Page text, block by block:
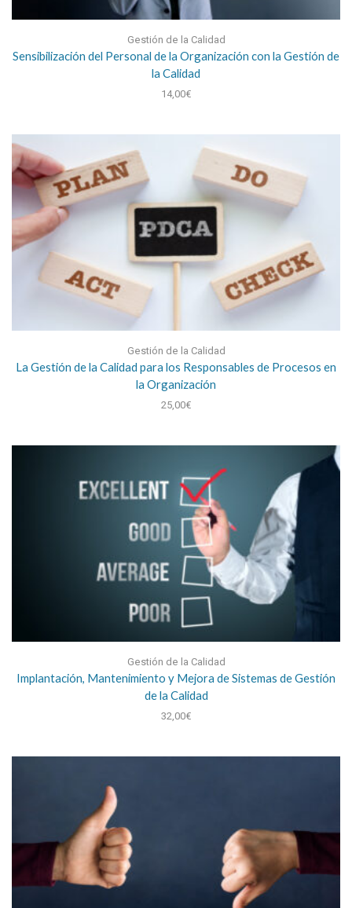
Gestión de la Calidad
Sensibilización del Personal de la Organización con la Gestión de
la Calidad
14,00€
Gestión de la Calidad
La Gestión de la Calidad para los Responsables de Procesos en
la Organización
25,00€
Gestión de la Calidad
Implantación, Mantenimiento y Mejora de Sistemas de Gestión
de la Calidad
32,00€